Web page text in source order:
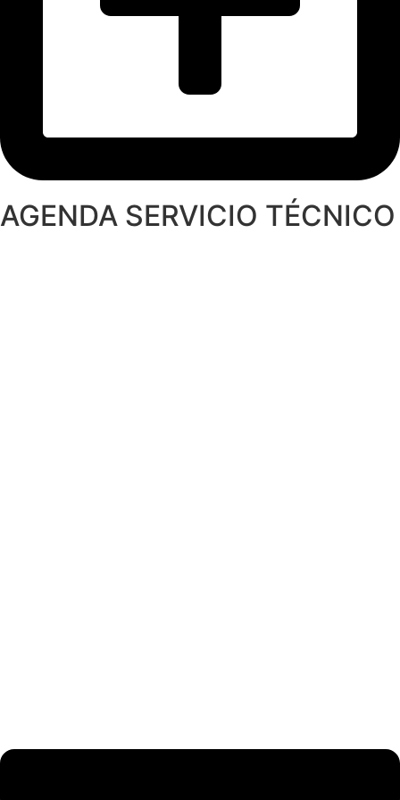
AGENDA SERVICIO TÉCNICO